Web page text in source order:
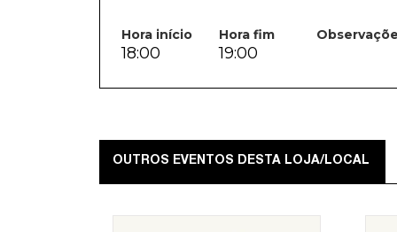
Hora início Hora fim
18:00 19:00
OUTROS EVENTOS DESTA LOJA/LOCAL